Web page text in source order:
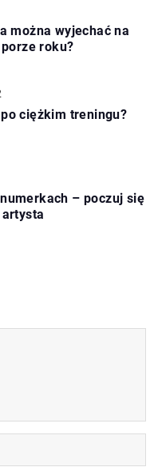
można wyjechać na
roku?
ciężkim treningu?
– poczuj się